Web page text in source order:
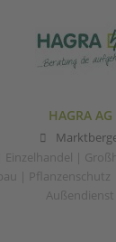
HAGRA AG
Einzelhandel |
| Pflanzenschutz
Außendienst